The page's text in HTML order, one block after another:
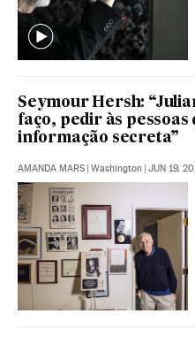
Seymour Hersh:
faço, pedir às pessoas
informação secreta”
AMANDA MARS | Washington | JUN 19,